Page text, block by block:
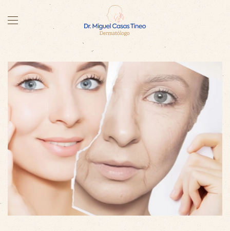
Skip to main content